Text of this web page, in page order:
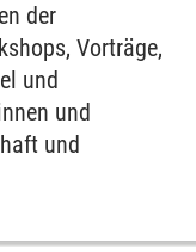
der
Vorträge,
und
und
und